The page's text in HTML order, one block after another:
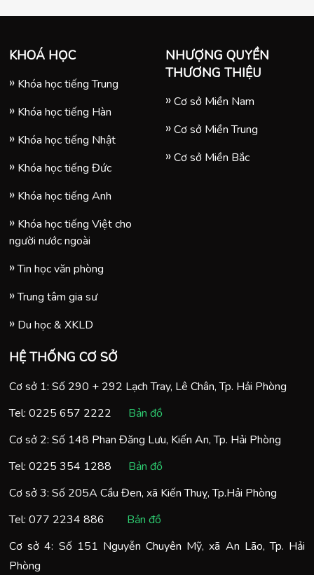
KHOÁ HỌC
Khóa học tiếng Trung
Khóa học tiếng Hàn
Khóa học tiếng Nhật
Khóa học tiếng Đức
Khóa học tiếng Anh
Khóa học tiếng Việt cho
người nước ngoài
Tin học văn phòng
Trung tâm gia sư
Du học & XKLD
NHƯỢNG QUYỀN
THƯƠNG THIỆU
Cơ sở Miền Nam
Cơ sở Miền Trung
Cơ sở Miền Bắc
HỆ THỐNG CƠ SỞ
Cơ sở 1: Số 290 + 292 Lạch Tray, Lê Chân, Tp. Hải Phòng
Tel: 0225 657 2222
Bản đồ
Cơ sở 2: Số 148 Phan Đăng Lưu, Kiến An, Tp. Hải Phòng
Tel: 0225 354 1288
Bản đồ
Cơ sở 3: Số 205A Cầu Đen, xã Kiến Thuỵ, Tp.Hải Phòng
Tel: 077 2234 886
Bản đồ
Cơ sở 4: Số 151 Nguyễn Chuyên Mỹ, xã An Lão, Tp. Hải
Phòng